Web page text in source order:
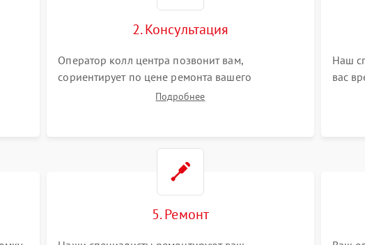
2. Консультация
Оператор колл центра позвонит вам,
сориентирует по цене ремонта вашего
оптического нивелира а также ответит на все
Подробнее
Наш
вас
5. Ремонт